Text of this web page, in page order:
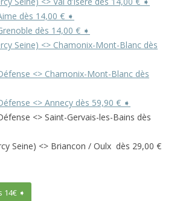
dès 14,00 € ➧
dès 14,00 € ➧
Seine) <> Chamonix-Mont-Blanc dès
<> Chamonix-Mont-Blanc dès
<> Annecy dès 59,90 € ➧
<> Saint-Gervais-les-Bains dès
Seine) <> Briancon / Oulx dès 29,00 €
14€ ➧